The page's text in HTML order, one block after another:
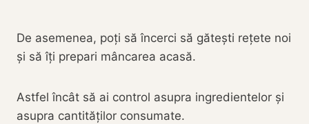
De asemenea, poți să încerci să gătești rețete noi
și să îți prepari mâncarea acasă.
Astfel încât să ai control asupra ingredientelor și
asupra cantităților consumate.